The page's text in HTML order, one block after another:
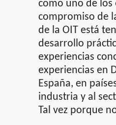
como uno de
compromiso de
de la OIT está
desarrollo
experiencias
experiencias en
España, en
industria y al
Tal vez porque